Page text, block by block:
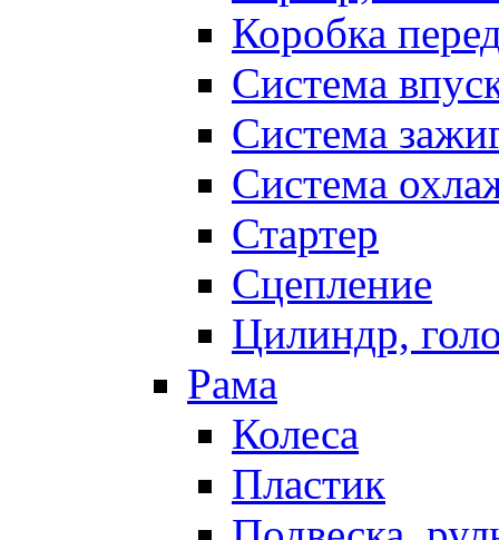
Коробка
Система
Система
Система
Стартер
Сцепление
Цилиндр,
Рама
Колеса
Пластик